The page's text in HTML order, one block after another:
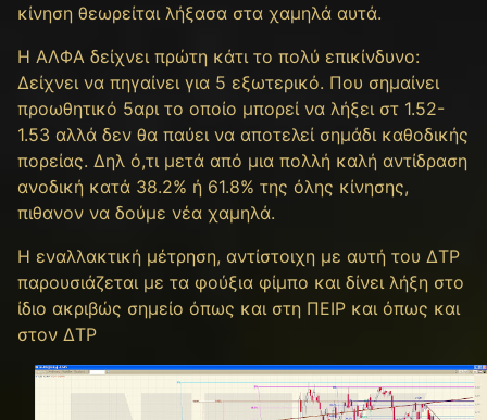
κίνηση θεωρείται λήξασα στα χαμηλά αυτά.
Η ΑΛΦΑ δείχνει πρώτη κάτι το πολύ επικίνδυνο:
Δείχνει να πηγαίνει για 5 εξωτερικό. Που σημαίνει
προωθητικό 5αρι το οποίο μπορεί να λήξει στ 1.52-
1.53 αλλά δεν θα παύει να αποτελεί σημάδι καθοδικής
πορείας. Δηλ ό,τι μετά από μια πολλή καλή αντίδραση
ανοδική κατά 38.2% ή 61.8% της όλης κίνησης,
πιθανον να δούμε νέα χαμηλά.
Η εναλλακτική μέτρηση, αντίστοιχη με αυτή του ΔΤΡ
παρουσιάζεται με τα φούξια φίμπο και δίνει λήξη στο
ίδιο ακριβώς σημείο όπως και στη ΠΕΙΡ και όπως και
στον ΔΤΡ